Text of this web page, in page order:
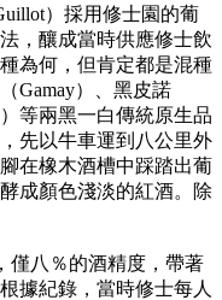
）採用修士園的葡
，釀成當時供應修士飲
為何，但肯定都是混種
Gamay）、黑皮諾
）等兩黑一白傳統原生品
先以牛車運到八公里外
在橡木酒槽中踩踏出葡
成顏色淺淡的紅酒。除
僅八％的酒精度，帶著
據紀錄，當時修士每人